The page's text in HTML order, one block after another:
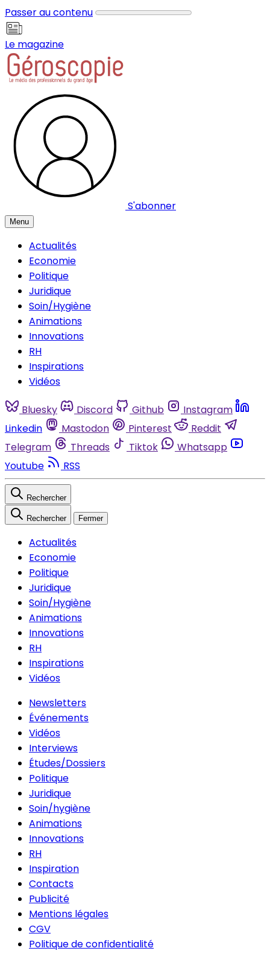
Passer au contenu
Le magazine
S'abonner
Menu
Actualités
Economie
Politique
Juridique
Soin/Hygiène
Animations
Innovations
RH
Inspirations
Vidéos
Bluesky Discord Github
Instagram
Linkedin
Mastodon Pinterest
Reddit
Telegram
Threads Tiktok
Whatsapp
Youtube
RSS
Rechercher
Rechercher Fermer
Actualités
Economie
Politique
Juridique
Soin/Hygiène
Animations
Innovations
RH
Inspirations
Vidéos
Newsletters
Événements
Vidéos
Interviews
Études/Dossiers
Politique
Juridique
Soin/hygiène
Animations
Innovations
RH
Inspiration
Contacts
Publicité
Mentions légales
CGV
Politique de confidentialité
Panneau de gestion des cookies